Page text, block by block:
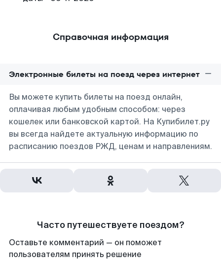
Справочная информация
Электронные билеты на поезд через интернет
Вы можете купить билеты на поезд онлайн,
оплачивая любым удобным способом: через
кошелек или банковской картой. На Купибилет.ру
вы всегда найдете актуальную информацию по
расписанию поездов РЖД, ценам и направлениям.
Часто путешествуете поездом?
Оставьте комментарий — он поможет
пользователям принять решение